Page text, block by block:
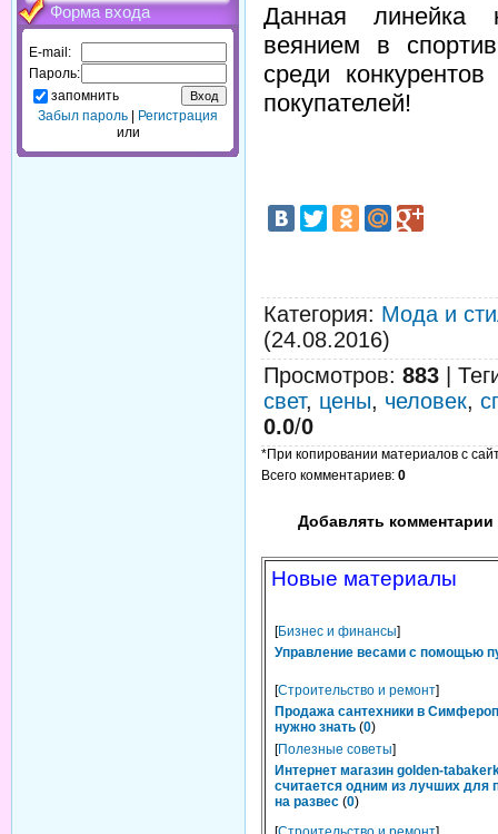
Форма входа
E-mail:
Пароль:
запомнить
Забыл пароль
Регистрация
или
Данная линейка
веянием в
среди
покупателей!
Категория: Мода и
(24.08.2016)
Просмотров: 883
свет, цены, человек,
0.0/0
*При копировании материалов с
Всего комментариев: 0
Добавлять комментарии
Новые материалы
[Бизнес и финансы]
Управление весами с помощью
[Строительство и ремонт]
Продажа сантехники в
нужно знать (0)
[Полезные советы]
Интернет магазин golden-
считается одним из лучших для
на развес (0)